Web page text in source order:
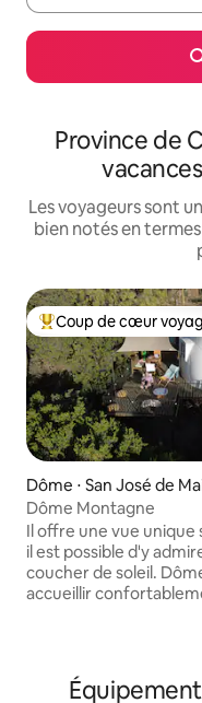
Province de
Les voyageurs sont
bien notés en
Coups de cœur
Coup de cœur
Dôme ⋅ San José de
Dôme Montagne
Il offre une vue unique
il est possible d'y
coucher de soleil. Dôme conçu pour
accueillir
dispose d'un jacuzzi
de thérapies de